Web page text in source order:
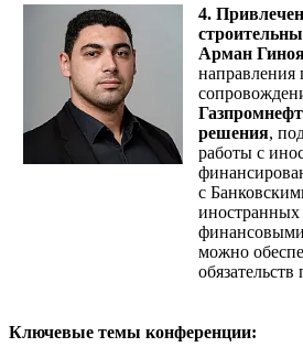
4.
Арман
направления
решения,
работы с
с
иностранных
можно
Ключевые темы конференции: